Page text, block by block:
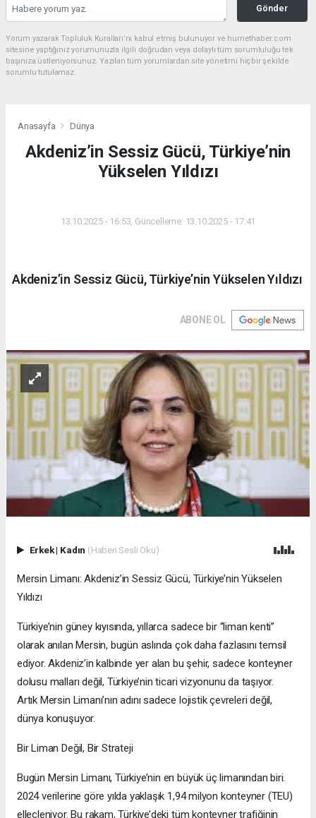
Gönder
Yorum yazarak Topluluk Kuralları’nı kabul etmiş bulunuyor ve hurnethaber.com
sitesine yaptığınız yorumunuzla ilgili doğrudan veya dolaylı tüm sorumluluğu tek
başınıza üstleniyorsunuz. Yazılan tüm yorumlardan site yönetimi hiçbir şekilde
sorumlu tutulamaz.
Anasayfa Dünya
Akdeniz’in Sessiz Gücü, Türkiye’nin
Yükselen Yıldızı
13.10.2025 - 16:53, Güncelleme: 13.10.2025 - 17:41
Akdeniz’in Sessiz Gücü, Türkiye’nin Yükselen Yıldızı
ABONE OL
Erkek| Kadın (Haberi Sesli Oku)
Mersin Limanı: Akdeniz’in Sessiz Gücü, Türkiye’nin Yükselen
Yıldızı
Türkiye’nin güney kıyısında, yıllarca sadece bir “liman kenti”
olarak anılan Mersin, bugün aslında çok daha fazlasını temsil
ediyor. Akdeniz’in kalbinde yer alan bu şehir, sadece konteyner
dolusu malları değil, Türkiye’nin ticari vizyonunu da taşıyor.
Artık Mersin Limanı’nın adını sadece lojistik çevreleri değil,
dünya konuşuyor.
Bir Liman Değil, Bir Strateji
Bugün Mersin Limanı, Türkiye’nin en büyük üç limanından biri.
2024 verilerine göre yılda yaklaşık 1,94 milyon konteyner (TEU)
elleçleniyor. Bu rakam, Türkiye’deki tüm konteyner trafiğinin